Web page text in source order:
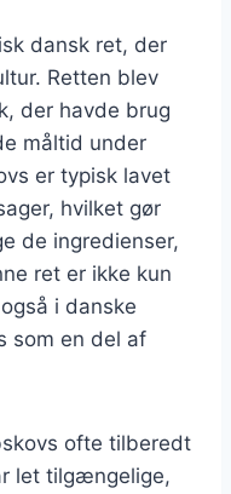
dansk ret, der
Retten blev
der havde brug
måltid under
er typisk lavet
hvilket gør
de ingredienser,
ret er ikke kun
i danske
som en del af
ofte tilberedt
let tilgængelige,